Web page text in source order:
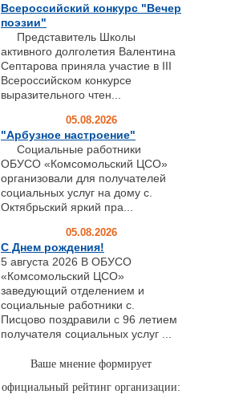
Всероссийский конкурс "Вечер
поэзии"
Представитель Школы
активного долголетия Валентина
Септарова приняла участие в III
Всероссийском конкурсе
выразительного чтен...
05.08.2026
"Арбузное настроение"
Социальные работники
ОБУСО «Комсомольский ЦСО»
организовали для получателей
социальных услуг на дому с.
Октябрьский яркий пра...
05.08.2026
С Днем рождения!
5 августа 2026 В ОБУСО
«Комсомольский ЦСО»
заведующий отделением и
социальные работники с.
Писцово поздравили с 96 летием
получателя социальных услуг ...
Ваше мнение формирует
официальный рейтинг организации: